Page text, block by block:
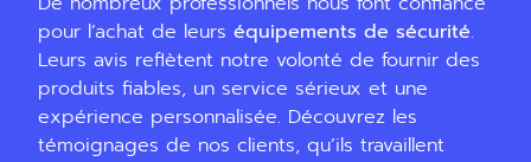
pour l’achat de leurséquipements de sécurité.
Leurs avis reflètent notre volonté de fournir des
produits fiables, un service sérieux et une
expérience personnalisée. Découvrez les
témoignages de nos clients, qu’ils travaillent